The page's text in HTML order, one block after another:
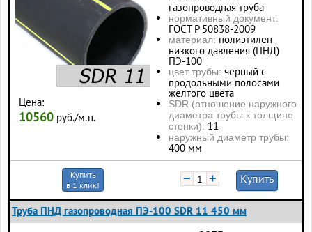
Цена:
10560 руб./м.п.
газопроводная труба
нормативный документ:
ГОСТ Р 50838-2009
материал: полиэтилен
низкого давления (ПНД)
ПЭ-100
цвет трубы: черный с
продольными полосами
желтого цвета
SDR (отношение наружного
диаметра трубы к толщине
стенки): 11
наружный диаметр трубы:
400 мм
Купить
в 1 клик!
− + Купить
Труба ПНД газопроводная ПЭ-100 SDR 11 450 мм